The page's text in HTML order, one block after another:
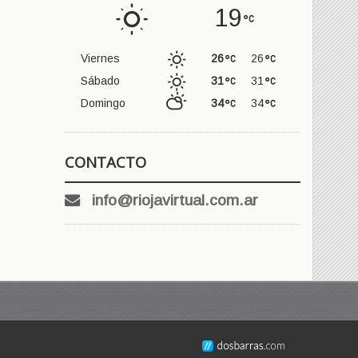
19
Viernes 26
26
Sábado
31
31
Domingo
34
34
CONTACTO
info@riojavirtual.com.ar